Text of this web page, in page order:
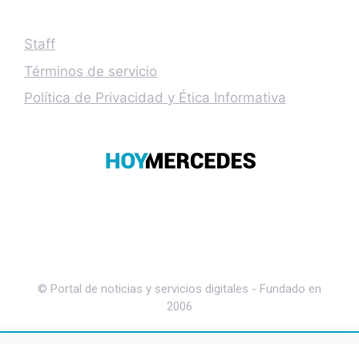
Staff
Términos de servicio
Política de Privacidad y Ética Informativa
© Portal de noticias y servicios digitales - Fundado en
2006